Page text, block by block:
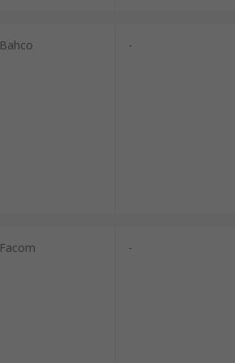
Bahco -
Facom -